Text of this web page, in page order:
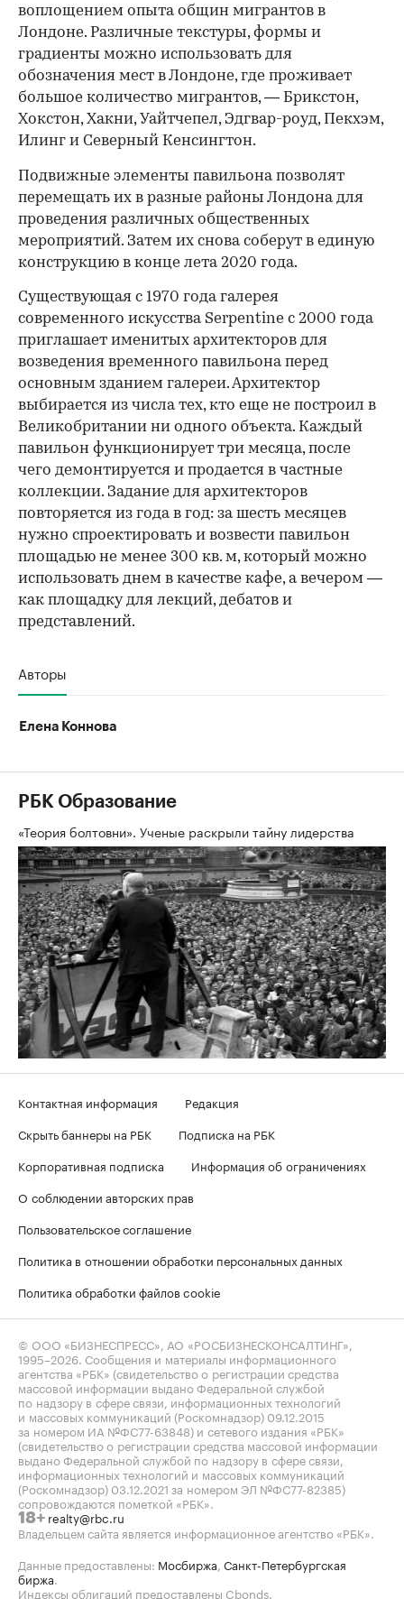
воплощением опыта общин мигрантов в
Лондоне. Различные текстуры, формы и
градиенты можно использовать для
обозначения мест в Лондоне, где проживает
большое количество мигрантов, — Брикстон,
Хокстон, Хакни, Уайтчепел, Эдгвар-роуд, Пекхэм,
Илинг и Северный Кенсингтон.
Подвижные элементы павильона позволят
перемещать их в разные районы Лондона для
проведения различных общественных
мероприятий. Затем их снова соберут в единую
конструкцию в конце лета 2020 года.
Существующая с 1970 года галерея
современного искусства Serpentine c 2000 года
приглашает именитых архитекторов для
возведения временного павильона перед
основным зданием галереи. Архитектор
выбирается из числа тех, кто еще не построил в
Великобритании ни одного объекта. Каждый
павильон функционирует три месяца, после
чего демонтируется и продается в частные
коллекции. Задание для архитекторов
повторяется из года в год: за шесть месяцев
нужно спроектировать и возвести павильон
площадью не менее 300 кв. м, который можно
использовать днем в качестве кафе, а вечером —
как площадку для лекций, дебатов и
представлений.
Авторы
Елена Коннова
РБК Образование
«Теория болтовни». Ученые раскрыли тайну лидерства
Контактная информация
Редакция
Скрыть баннеры на РБК
Подписка на РБК
Корпоративная подписка
Информация об ограничениях
О соблюдении авторских прав
Пользовательское соглашение
Политика в отношении обработки персональных данных
Политика обработки файлов cookie
© ООО «БИЗНЕСПРЕСС», АО «РОСБИЗНЕСКОНСАЛТИНГ»,
1995–2026 . Сообщения и материалы информационного
агентства «РБК» (свидетельство о регистрации средства
массовой информации выдано Федеральной службой
по надзору в сфере связи, информационных технологий
и массовых коммуникаций (Роскомнадзор) 09.12.2015
за номером ИА №ФС77-63848) и сетевого издания «РБК»
(свидетельство о регистрации средства массовой информации
выдано Федеральной службой по надзору в сфере связи,
информационных технологий и массовых коммуникаций
(Роскомнадзор) 03.12.2021 за номером ЭЛ №ФС77-82385)
сопровождаются пометкой «РБК».
18+ realty@rbc.ru
Владельцем сайта является информационное агентство «РБК».
Данные предоставлены: Мосбиржа Санкт-Петербургская
биржа
Индексы облигаций предоставлены Cbonds.